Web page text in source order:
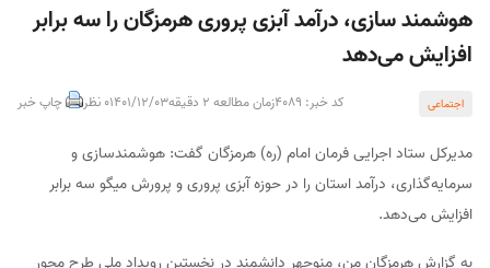
هوشمند سازی، درآمد آبزی پروری هرمزگان را سه برابر
افزایش می‌دهد
اجتماعی کد خبر: 4089 زمان مطالعه 2 دقیقه 1401/12/030 نظر چاپ خبر
مدیرکل ستاد اجرایی فرمان امام (ره) هرمزگان گفت: هوشمندسازی و
سرمایه‌گذاری، درآمد استان را در حوزه آبزی پروری و پرورش میگو سه برابر
افزایش می‌دهد.